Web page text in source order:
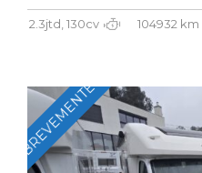
2.3jtd, 130cv 104932 km
BREVEMENTE